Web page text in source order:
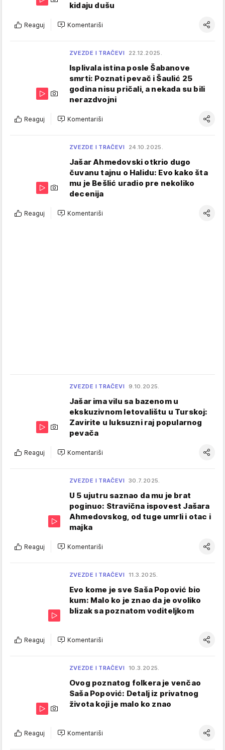
kidaju dušu
Reaguj Komentariši
ZVEZDE I TRAČEVI 22.12.2025.
Isplivala istina posle Šabanove
smrti: Poznati pevač i Šaulić 25
godina nisu pričali, a nekada su bili
nerazdvojni
Reaguj Komentariši
ZVEZDE I TRAČEVI 24.10.2025.
Jašar Ahmedovski otkrio dugo
čuvanu tajnu o Halidu: Evo kako šta
mu je Bešlić uradio pre nekoliko
decenija
Reaguj Komentariši
ZVEZDE I TRAČEVI 9.10.2025.
Jašar ima vilu sa bazenom u
ekskuzivnom letovalištu u Turskoj:
Zavirite u luksuzni raj popularnog
pevača
Reaguj Komentariši
ZVEZDE I TRAČEVI 30.7.2025.
U 5 ujutru saznao da mu je brat
poginuo: Stravična ispovest Jašara
Ahmedovskog, od tuge umrli i otac i
majka
Reaguj Komentariši
ZVEZDE I TRAČEVI 11.3.2025.
Evo kome je sve Saša Popović bio
kum: Malo ko je znao da je ovoliko
blizak sa poznatom voditeljkom
Reaguj Komentariši
ZVEZDE I TRAČEVI 10.3.2025.
Ovog poznatog folkera je venčao
Saša Popović: Detalj iz privatnog
života koji je malo ko znao
Reaguj Komentariši